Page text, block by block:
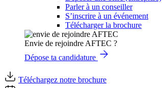
Parler à un conseiller
S’inscrire à un événement
Télécharger la brochure
Envie de rejoindre AFTEC ?
Dépose ta candidature
Téléchargez notre brochure